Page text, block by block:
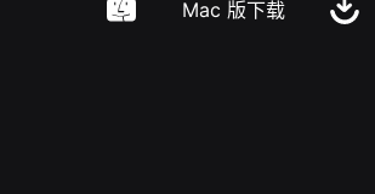
Mac 版下载